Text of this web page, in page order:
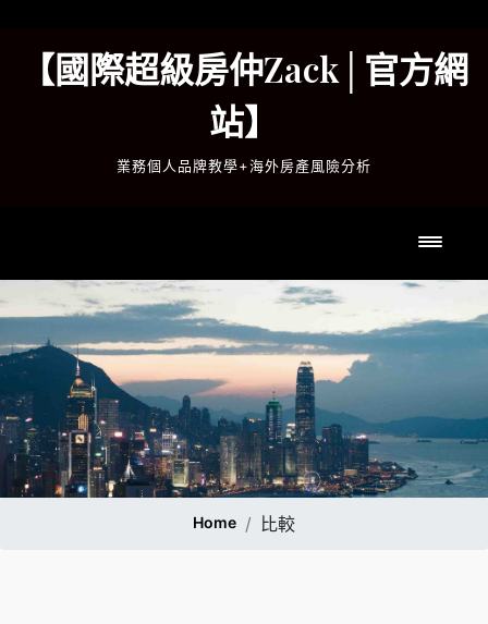
content【國際超級房仲Zack│官方網
站】
業務個人品牌教學+海外房產風險分析
Home 比較